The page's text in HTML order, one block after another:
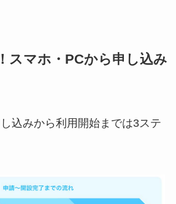
スマホ・PCから申し込み
込みから利用開始までは3ステ